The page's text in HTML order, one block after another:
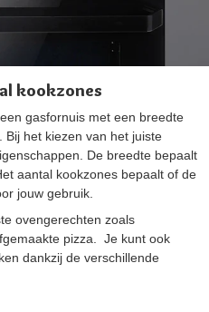
kookzones
gasfornuis met een breedte
het kiezen van het juiste
De breedte bepaalt
aantal kookzones bepaalt of de
jouw gebruik.
ovengerechten zoals
pizza. Je kunt ook
dankzij de verschillende